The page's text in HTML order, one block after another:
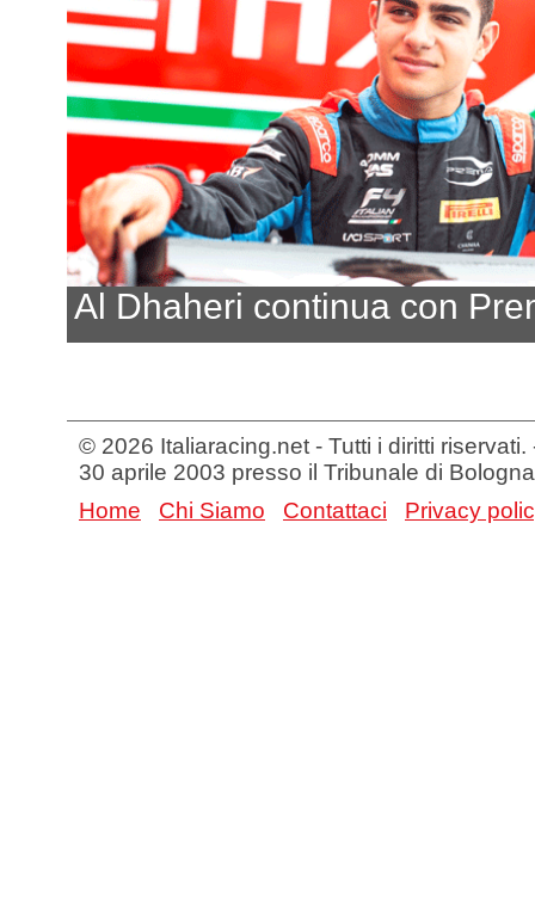
Al Dhaheri continua con
© 2026 Italiaracing.net - Tutti i diritti
30 aprile 2003 presso il Tribunale di Bologna
Home
Chi Siamo Contattaci Privacy